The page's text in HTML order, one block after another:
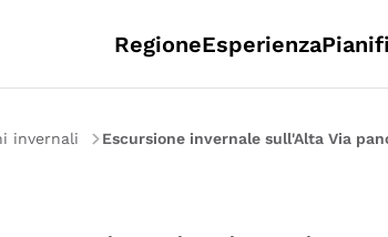
RegioneEsperienza
invernali Escursione invernale sull'Alta Via